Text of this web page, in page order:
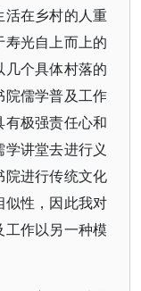
活在乡村的人重
光自上而上的
个具体村落的
院儒学普及工作
极强责任心和
讲堂去进行义
进行传统文化
性，因此我对
作以另一种模